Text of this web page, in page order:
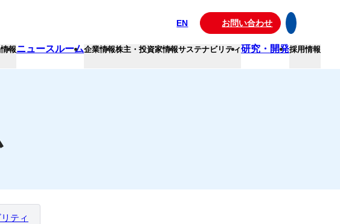
EN お問い合わせ
報ニュースルーム企業情報株主・投資家情報サステナビリティ研究・開発採用情報
ティ